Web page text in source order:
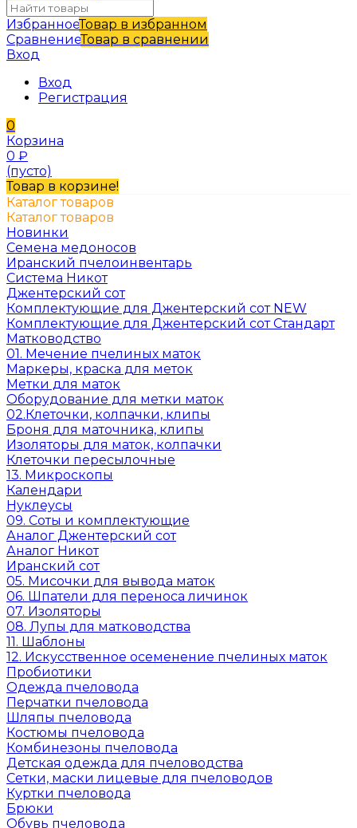
ИзбранноеТовар в избранном
СравнениеТовар в сравнении
Вход
Вход
Регистрация
0
Корзина
0 ₽
(пусто)
Товар в корзине!
Каталог товаров
Каталог товаров
Новинки
Семена медоносов
Иранский пчелоинвентарь
Система Никот
Джентерский сот
Комплектующие для Джентерский сот NEW
Комплектующие для Джентерский сот Стандарт
Матководство
01. Мечение пчелиных маток
Маркеры, краска для меток
Метки для маток
Оборудование для метки маток
02.Клеточки, колпачки, клипы
Броня для маточника, клипы
Изоляторы для маток, колпачки
Клеточки пересылочные
13. Микроскопы
Календари
Нуклеусы
09. Соты и комплектующие
Аналог Джентерский сот
Аналог Никот
Иранский сот
05. Мисочки для вывода маток
06. Шпатели для переноса личинок
07. Изоляторы
08. Лупы для матководства
11. Шаблоны
12. Искусственное осеменение пчелиных маток
Пробиотики
Одежда пчеловода
Перчатки пчеловода
Шляпы пчеловода
Костюмы пчеловода
Комбинезоны пчеловода
Детская одежда для пчеловодства
Сетки, маски лицевые для пчеловодов
Куртки пчеловода
Брюки
Обувь пчеловода